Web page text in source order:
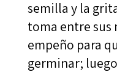
semilla y la
toma entre sus
empeño para
germinar;